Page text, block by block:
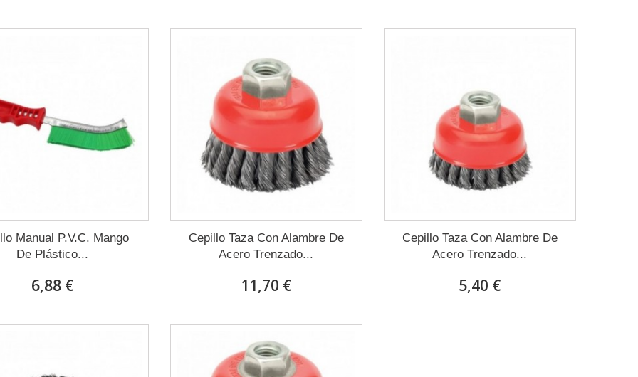
Manual P.V.C. Mango
De Plástico...
6,88 €
Cepillo Taza Con Alambre De
Acero Trenzado...
11,70 €
Cepillo Taza Con Alambre De
Acero Trenzado...
5,40 €